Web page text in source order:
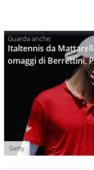
Italtennis da
omaggi di Berrettini,
Getty